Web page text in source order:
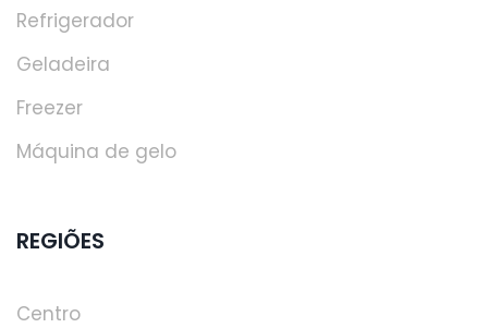
Refrigerador
Geladeira
Freezer
Máquina de gelo
REGIÕES
Centro